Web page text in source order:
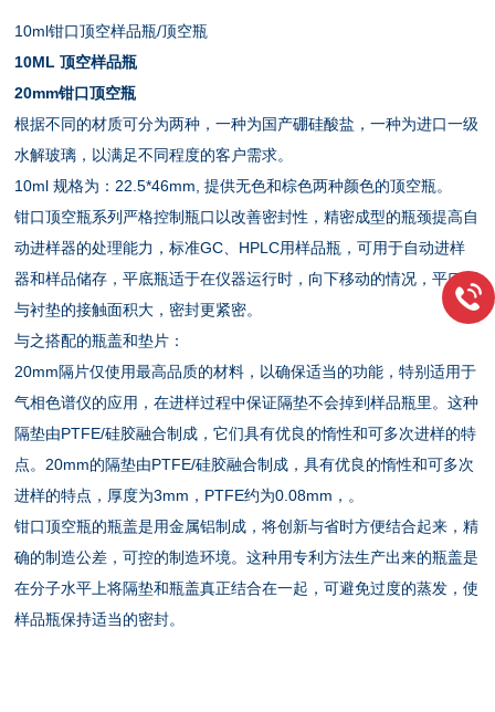
10ml钳口顶空样品瓶/顶空瓶
10ML 顶空样品瓶
20mm钳口顶空瓶
根据不同的材质可分为两种，一种为国产硼硅酸盐，一种为进口一级
水解玻璃，以满足不同程度的客户需求。
10ml 规格为：22.5*46mm, 提供无色和棕色两种颜色的顶空瓶。
钳口顶空瓶系列严格控制瓶口以改善密封性，精密成型的瓶颈提高自
动进样器的处理能力，标准GC、HPLC用样品瓶，可用于自动进样
器和样品储存，平底瓶适于在仪器运行时，向下移动的情况，平口瓶
与衬垫的接触面积大，密封更紧密。
与之搭配的瓶盖和垫片：
20mm隔片仅使用最高品质的材料，以确保适当的功能，特别适用于
气相色谱仪的应用，在进样过程中保证隔垫不会掉到样品瓶里。这种
隔垫由PTFE/硅胶融合制成，它们具有优良的惰性和可多次进样的特
点。20mm的隔垫由PTFE/硅胶融合制成，具有优良的惰性和可多次
进样的特点，厚度为3mm，PTFE约为0.08mm，。
钳口顶空瓶的瓶盖是用金属铝制成，将创新与省时方便结合起来，精
确的制造公差，可控的制造环境。这种用专利方法生产出来的瓶盖是
在分子水平上将隔垫和瓶盖真正结合在一起，可避免过度的蒸发，使
样品瓶保持适当的密封。